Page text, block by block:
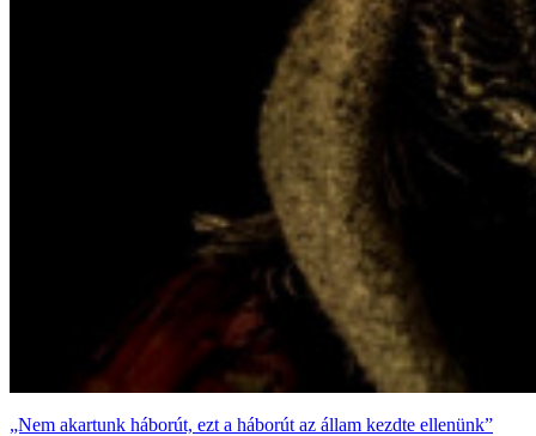
„Nem akartunk háborút, ezt a háborút az állam kezdte ellenünk”